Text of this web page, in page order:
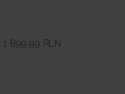
1 899,99 PLN